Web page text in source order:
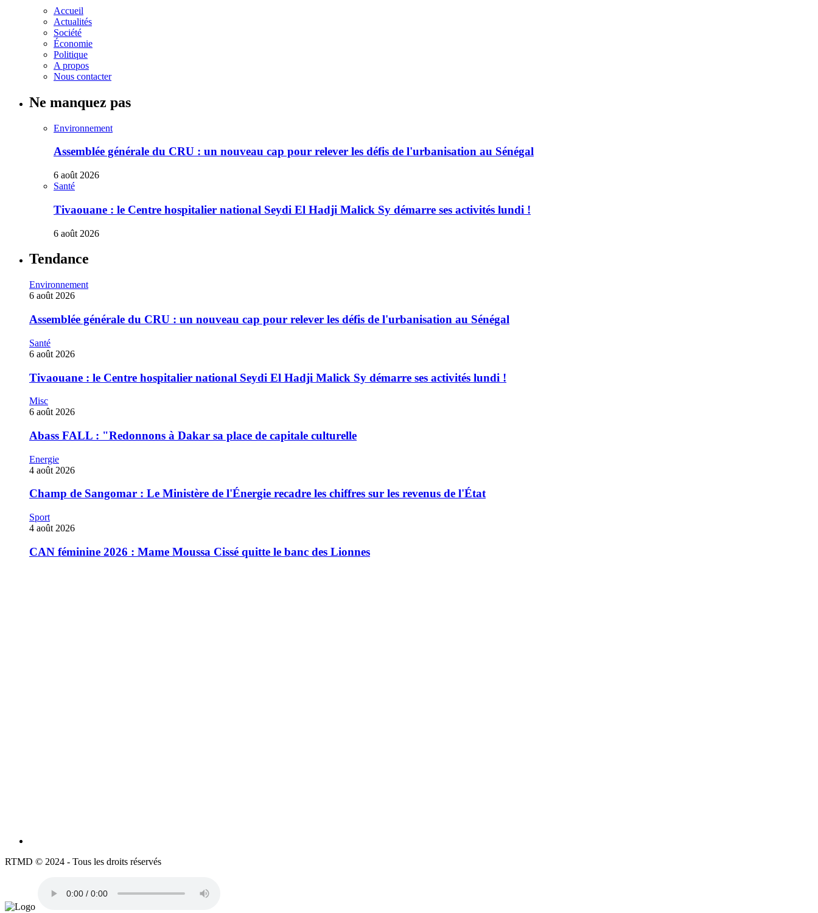
Accueil
Actualités
Société
Économie
Politique
A propos
Nous contacter
Ne manquez pas
Environnement
Assemblée générale du CRU : un nouveau cap pour relever les défis de l'urbanisation au Sénégal
6 août 2026
Santé
Tivaouane : le Centre hospitalier national Seydi El Hadji Malick Sy démarre ses activités lundi !
6 août 2026
Tendance
Environnement
6 août 2026
Assemblée générale du CRU : un nouveau cap pour relever les défis de l'urbanisation au Sénégal
Santé
6 août 2026
Tivaouane : le Centre hospitalier national Seydi El Hadji Malick Sy démarre ses activités lundi !
Misc
6 août 2026
‎Abass FALL : "Redonnons à Dakar sa place de capitale culturelle
Energie
4 août 2026
Champ de Sangomar : Le Ministère de l'Énergie recadre les chiffres sur les revenus de l'État
Sport
4 août 2026
CAN féminine 2026 : Mame Moussa Cissé quitte le banc des Lionnes
RTMD © 2024 - Tous les droits réservés